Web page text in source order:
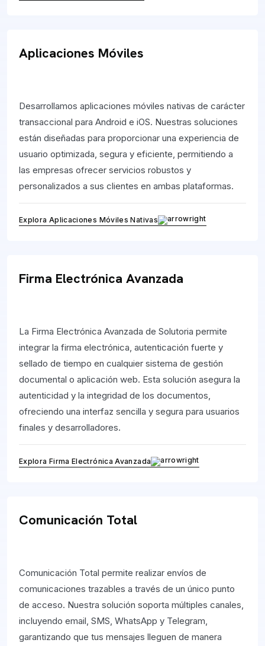
Aplicaciones Móviles
Desarrollamos aplicaciones móviles nativas de carácter
transaccional para Android e iOS. Nuestras soluciones
están diseñadas para proporcionar una experiencia de
usuario optimizada, segura y eficiente, permitiendo a
las empresas ofrecer servicios robustos y
personalizados a sus clientes en ambas plataformas.
Explora Aplicaciones Móviles Nativas
Firma Electrónica Avanzada
La Firma Electrónica Avanzada de Solutoria permite
integrar la firma electrónica, autenticación fuerte y
sellado de tiempo en cualquier sistema de gestión
documental o aplicación web. Esta solución asegura la
autenticidad y la integridad de los documentos,
ofreciendo una interfaz sencilla y segura para usuarios
finales y desarrolladores.
Explora Firma Electrónica Avanzada
Comunicación Total
Comunicación Total permite realizar envíos de
comunicaciones trazables a través de un único punto
de acceso. Nuestra solución soporta múltiples canales,
incluyendo email, SMS, WhatsApp y Telegram,
garantizando que tus mensajes lleguen de manera